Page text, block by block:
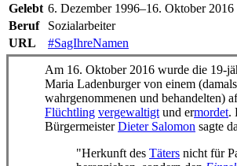
Gelebt 6. Dezember 1996–16. Oktober 2016
Beruf
Sozialarbeiter
URL
#SagIhreNamen
Am 16. Oktober 2016 wurde die 19-
Maria Ladenburgervon einem
wahrgenommenen und behandelten)
Flüchtling vergewaltigt und ermordet.
BürgermeisterDieter Salomon sagte
"Herkunft des Täters nicht für